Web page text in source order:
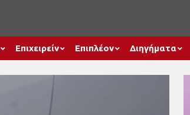
Επιχειρείν Επιπλέον Διηγήματα